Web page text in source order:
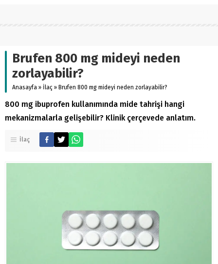
Brufen 800 mg mideyi neden
zorlayabilir?
Anasayfa » İlaç » Brufen 800 mg mideyi neden zorlayabilir?
800 mg ibuprofen kullanımında mide tahrişi hangi
mekanizmalarla gelişebilir? Klinik çerçevede anlatım.
İlaç